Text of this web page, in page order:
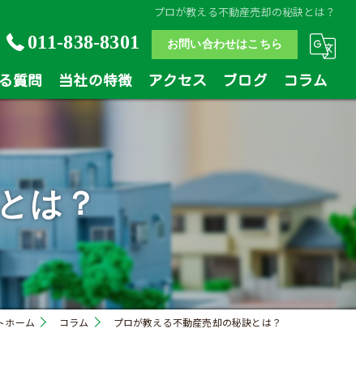
プロが教える不動産売却の秘訣とは？
011-838-8301 お問い合わせはこちら
質問 当社の特徴
戸建
マンション
相続
買い替え
アクセス ブログ コラム
は？
ホーム コラム プロが教える不動産売却の秘訣とは？